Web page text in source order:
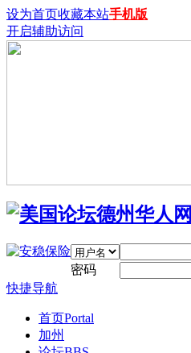
设为首页收藏本站手机版
开启辅助访问
密码
快捷导航
首页Portal
加州